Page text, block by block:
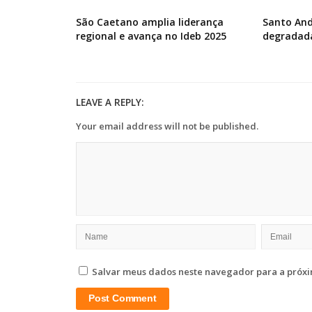
São Caetano amplia liderança
regional e avança no Ideb 2025
Santo
LEAVE A REPLY:
Your email address will not be published.
Salvar meus dados neste navegador para a